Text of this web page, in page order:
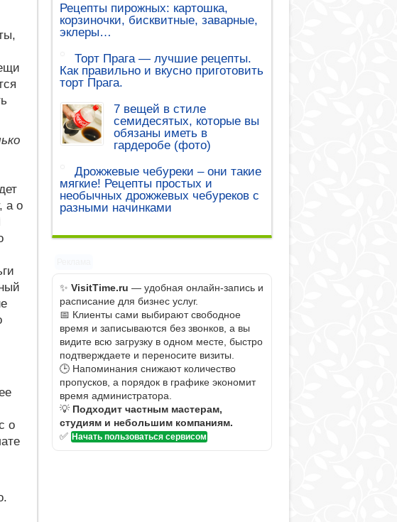
а о
о
Рецепты пирожных: картошка,
корзиночки, бисквитные, заварные,
эклеры…
Торт Прага — лучшие рецепты.
Как правильно и вкусно приготовить
торт Прага.
7 вещей в стиле
семидесятых, которые вы
обязаны иметь в
гардеробе (фото)
Дрожжевые чебуреки – они такие
мягкие! Рецепты простых и
необычных дрожжевых чебуреков с
разными начинками
✨ VisitTime.ru — удобная онлайн-запись и
расписание для бизнес услуг.
📅 Клиенты сами выбирают свободное
время и записываются без звонков, а вы
видите всю загрузку в одном месте, быстро
подтверждаете и переносите визиты.
🕒 Напоминания снижают количество
пропусков, а порядок в графике экономит
время администратора.
💡 Подходит частным мастерам,
студиям и небольшим компаниям.
✅ Начать пользоваться сервисом